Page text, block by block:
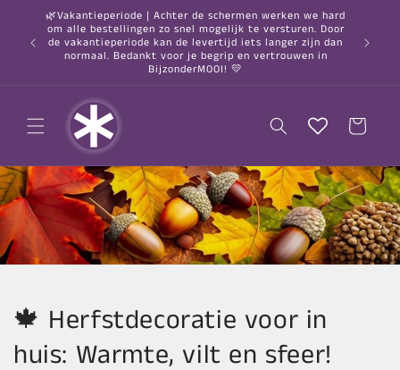
Skip to
content
🌿Vakantieperiode | Achter de schermen werken we hard
om alle bestellingen zo snel mogelijk te versturen. Door
de vakantieperiode kan de levertijd iets langer zijn dan
normaal. Bedankt voor je begrip en vertrouwen in
BijzonderMOOI! 💛
○
Cart
🍁 Herfstdecoratie voor in
huis: Warmte, vilt en sfeer!